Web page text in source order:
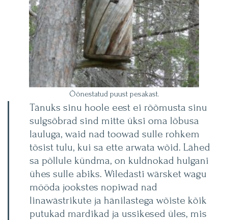
Õõnestatud puust pesakast.
Tänuks sinu hoole eest ei rõõmusta sinu
sulgsõbrad sind mitte üksi oma lõbusa
lauluga, waid nad toowad sulle rohkem
tõsist tulu, kui sa ette arwata wõid. Lähed
sa põllule kündma, on kuldnokad hulgani
ühes sulle abiks. Wiledasti wärsket wagu
mööda jookstes nopiwad nad
linawästrikute ja hänilastega wõiste kõik
putukad mardikad ja ussikesed üles, mis